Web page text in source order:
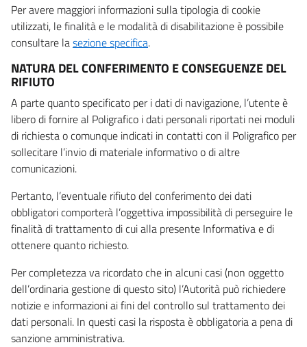
Per avere maggiori informazioni sulla tipologia di cookie
utilizzati, le finalità e le modalità di disabilitazione è possibile
consultare lasezione specifica.
NATURA DEL CONFERIMENTO E CONSEGUENZE DEL
RIFIUTO
A parte quanto specificato per i dati di navigazione, l’utente è
libero di fornire al Poligrafico i dati personali riportati nei moduli
di richiesta o comunque indicati in contatti con il Poligrafico per
sollecitare l’invio di materiale informativo o di altre
comunicazioni.
Pertanto, l’eventuale rifiuto del conferimento dei dati
obbligatori comporterà l’oggettiva impossibilità di perseguire le
finalità di trattamento di cui alla presente Informativa e di
ottenere quanto richiesto.
Per completezza va ricordato che in alcuni casi (non oggetto
dell’ordinaria gestione di questo sito) l’Autorità può richiedere
notizie e informazioni ai fini del controllo sul trattamento dei
dati personali. In questi casi la risposta è obbligatoria a pena di
sanzione amministrativa.